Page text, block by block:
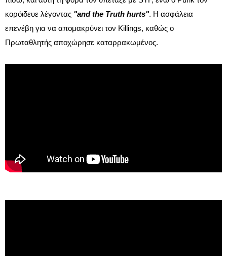
κορόιδευε λέγοντας "and the Truth hurts". Η ασφάλεια
επενέβη για να απομακρύνει τον Killings, καθώς ο
Πρωταθλητής αποχώρησε καταρρακωμένος.